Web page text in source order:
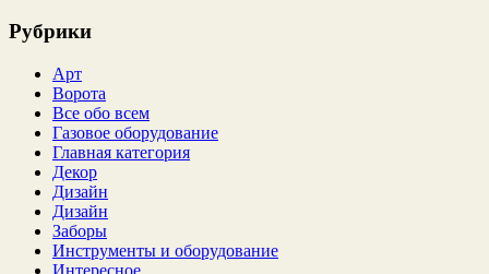
Рубрики
Арт
Ворота
Все обо всем
Газовое оборудование
Главная категория
Декор
Дизайн
Дизайн
Заборы
Инструменты и оборудование
Интересное